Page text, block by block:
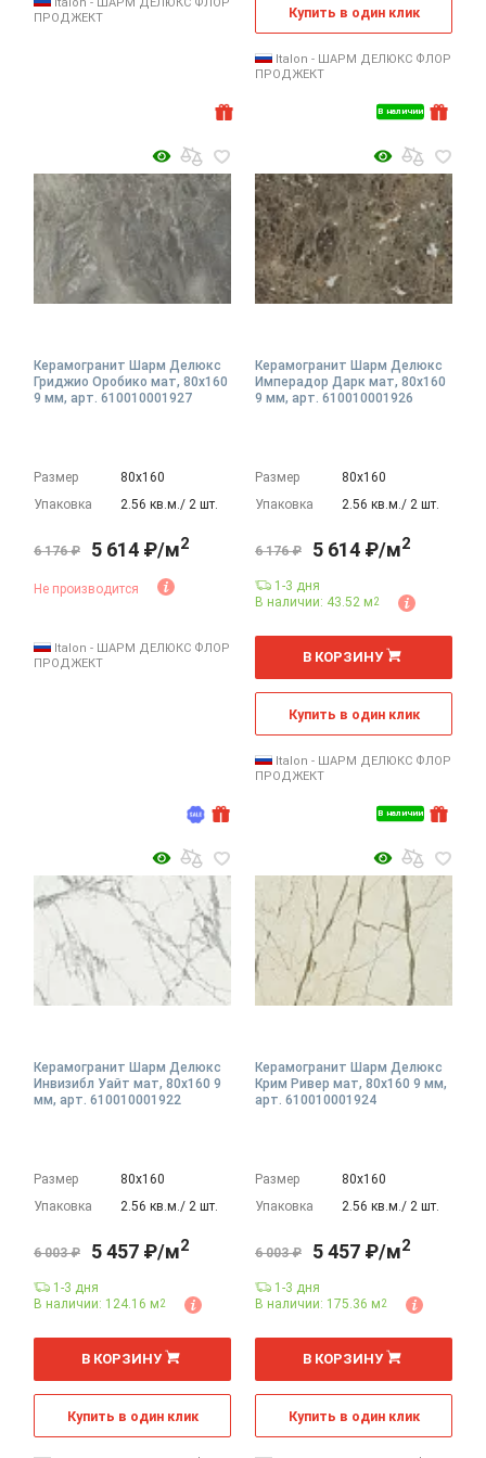
ПРОДЖЕКТ
В наличии
Купить в один клик
Italon - ШАРМ ДЕЛЮКС ФЛОР
ПРОДЖЕКТ
Керамогранит Шарм Делюкс
Гриджио Оробико мат, 80x160
9 мм, арт. 610010001927
Размер
80х160
Упаковка
2.56 кв.м./ 2 шт.
6 176 ₽ 5 614 ₽/м2
Не производится
Italon - ШАРМ ДЕЛЮКС ФЛОР
ПРОДЖЕКТ
Керамогранит Шарм Делюкс
Имперадор Дарк мат, 80x160
9 мм, арт. 610010001926
Размер
80х160
Упаковка
2.56 кв.м./ 2 шт.
В наличии
6 176 ₽ 5 614 ₽/м2
1-3 дня
В наличии: 43.52 м2
м
В КОРЗИНУ
Купить в один клик
Italon - ШАРМ ДЕЛЮКС ФЛОР
ПРОДЖЕКТ
Керамогранит Шарм Делюкс
Инвизибл Уайт мат, 80x160 9
мм, арт. 610010001922
Размер
80х160
Упаковка
2.56 кв.м./ 2 шт.
6 003 ₽ 5 457 ₽/м2
1-3 дня
В наличии: 124.16 м2
м
В КОРЗИНУ
Купить в один клик
Керамогранит Шарм Делюкс
Крим Ривер мат, 80x160 9 мм,
арт. 610010001924
Размер
80х160
Упаковка
2.56 кв.м./ 2 шт.
6 003 ₽ 5 457 ₽/м2
1-3 дня
В наличии: 175.36 м2
м
В КОРЗИНУ
Купить в один клик